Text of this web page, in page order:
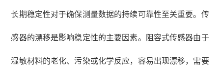
长期稳定性对于确保测量数据的持续可靠性至关重要。传
感器的漂移是影响稳定性的主要因素。阻容式传感器由于
湿敏材料的老化、污染或化学反应，容易出现漂移，需要